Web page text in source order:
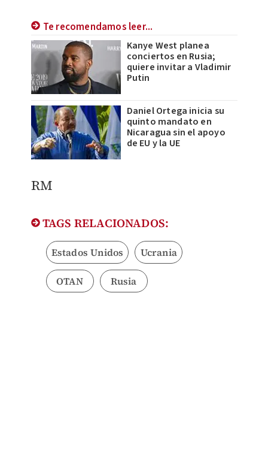
Te recomendamos leer...
Kanye West planea
conciertos en Rusia;
quiere invitar a Vladimir
Putin
Daniel Ortega inicia su
quinto mandato en
Nicaragua sin el apoyo
de EU y la UE
RM
TAGS RELACIONADOS:
Estados Unidos Ucrania
OTAN Rusia